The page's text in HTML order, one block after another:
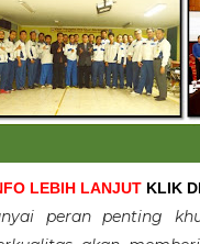
LEBIH LANJUT KLIK
peran penting